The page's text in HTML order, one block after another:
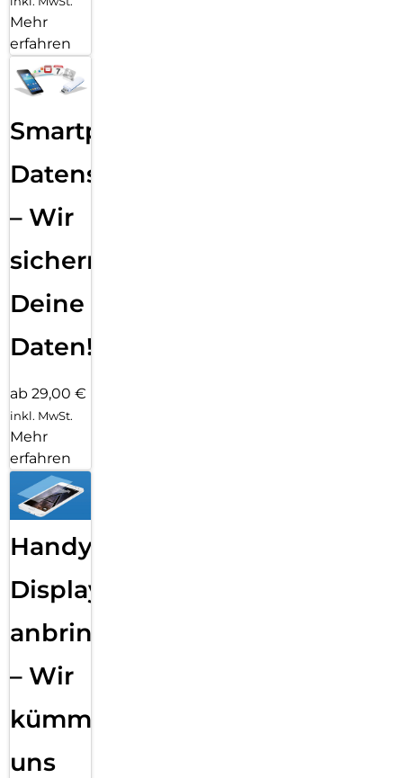
Mehr
erfahren
Smartphone
Datensicherung
– Wir
sichern
Deine
Daten!
ab 29,00 €
inkl. MwSt.
Mehr
erfahren
Handy
Displayfolie
anbringen
– Wir
kümmern
uns